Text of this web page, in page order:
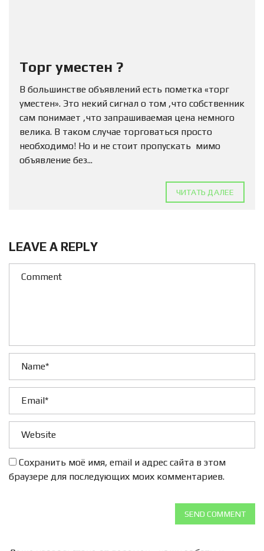
Торг уместен ?
В большинстве объявлений есть пометка «торг
уместен». Это некий сигнал о том ,что собственник
сам понимает ,что запрашиваемая цена немного
велика. В таком случае торговаться просто
необходимо! Но и не стоит пропускать мимо
объявление без...
ЧИТАТЬ ДАЛЕЕ
LEAVE A REPLY
Сохранить моё имя, email и адрес сайта в этом
браузере для последующих моих комментариев.
SEND COMMENT